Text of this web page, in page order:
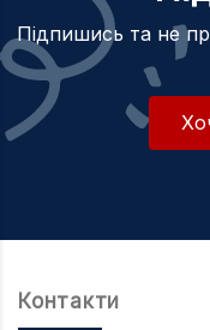
Підпишись та не
Контакти